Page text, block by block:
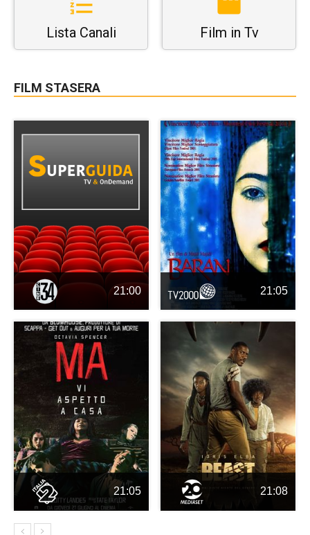
Lista Canali Film in Tv
FILM STASERA
21:00 21:05
21:05 21:08